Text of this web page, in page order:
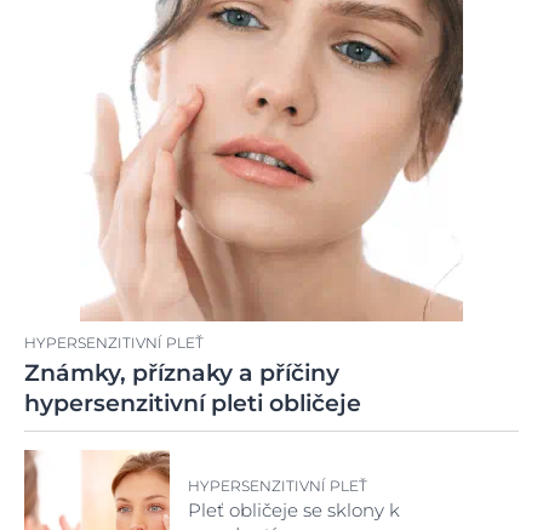
HYPERSENZITIVNÍ PLEŤ
Známky, příznaky a příčiny
hypersenzitivní pleti obličeje
HYPERSENZITIVNÍ PLEŤ
Pleť obličeje se sklony k